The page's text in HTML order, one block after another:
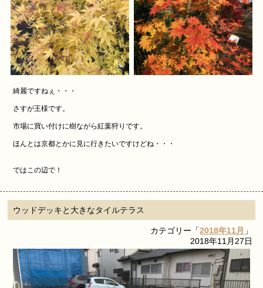
綺麗ですねぇ・・・
さすが王様です。
市場に買い付けに樹ながら紅葉狩りです。
ほんとは京都とかに見に行きたいですけどね・・・
ではこの辺で！
ウッドデッキと大きなタイルテラス
カテゴリー「2018年11月 」
2018年11月27日